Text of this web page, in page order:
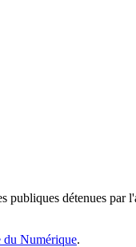
publiques détenues
Numérique.